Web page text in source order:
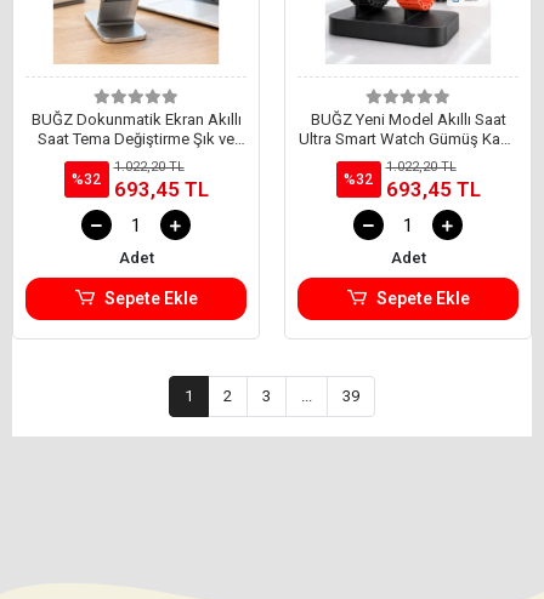
BUĞZ Dokunmatik Ekran Akıllı
Saat Tema Değiştirme Şık ve
Modern Unısex
%32
1.022,20 TL
693,45 TL
Adet
Sepete Ekle
BUĞZ Yeni Model Akıllı Saat
Ultra Smart Watch Gümüş Kasa
45mm Titreşim
%32
1.022,20 TL
693,45 TL
Adet
Sepete Ekle
1 2 3 ... 39